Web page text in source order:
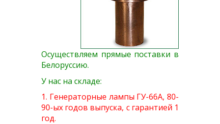
Осуществляем прямые поставки в
Белоруссию.
У нас на складе:
1. Генераторные лампы ГУ-66А, 80-
90-ых годов выпуска, с гарантией 1
год.